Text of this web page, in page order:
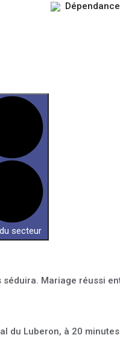
secteur
séduira. Mariage réussi
du Luberon, à 20